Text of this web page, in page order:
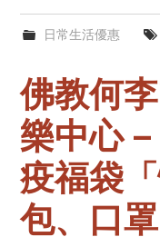
日常生活優惠
佛教何
樂中心
疫福袋
包、口